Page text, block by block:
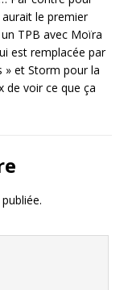
le premier
TPB avec Moïra
est remplacée par
» et Storm pour la
de voir ce que ça